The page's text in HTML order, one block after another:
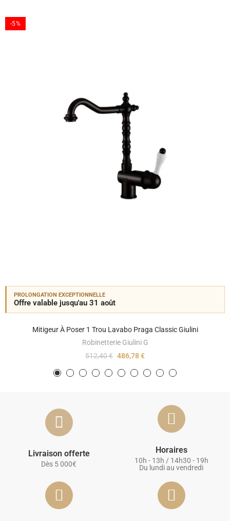
-5%
PROLONGATION EXCEPTIONNELLE
Offre valable jusqu'au 31 août
Mitigeur À Poser 1 Trou Lavabo Praga Classic Giulini
Robinetterie Giulini G
512,40 € 486,78 €
Livraison offerte
Dès 5 000€
Horaires
10h - 13h / 14h30 - 19h
Du lundi au vendredi